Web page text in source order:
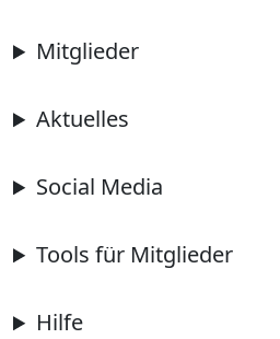
Mitglieder
Aktuelles
Social Media
Tools für Mitglieder
Hilfe